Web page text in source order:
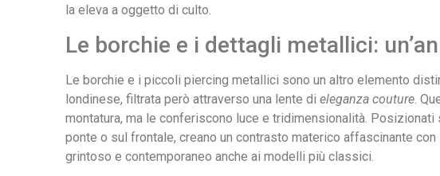
la eleva a oggetto di culto.
Le borchie e i dettagli metallici:
Le borchie e i piccoli piercing metallici sono un altro elemento
londinese, filtrata però attraverso una lente di eleganza couture .
montatura, ma le conferiscono luce e tridimensionalità.
ponte o sul frontale, creano un contrasto materico affascinante con
grintoso e contemporaneo anche ai modelli più classici.